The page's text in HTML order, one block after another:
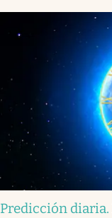
Predicción diaria.